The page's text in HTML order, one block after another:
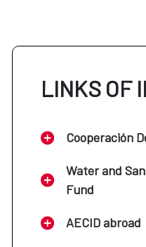
LINKS OF
Cooperación
Water and
Fund
AECID abroad